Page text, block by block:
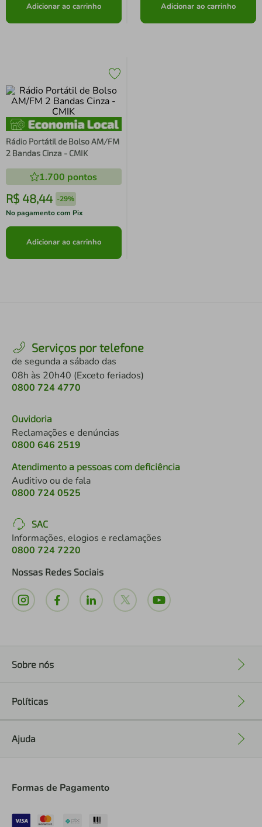
Adicionar ao carrinho Adicionar ao carrinho
Rádio Portátil de Bolso AM/FM
2 Bandas Cinza - CMIK
1.700 pontos
R$ 48,44 -29%
No pagamento com Pix
Adicionar ao carrinho
Serviços por telefone
de segunda a sábado das
08h às 20h40 (Exceto feriados)
0800 724 4770
Ouvidoria
Reclamações e denúncias
0800 646 2519
Atendimento a pessoas com deficiência
Auditivo ou de fala
0800 724 0525
SAC
Informações, elogios e reclamações
0800 724 7220
Nossas Redes Sociais
Sobre nós
Políticas
Ajuda
Formas de Pagamento